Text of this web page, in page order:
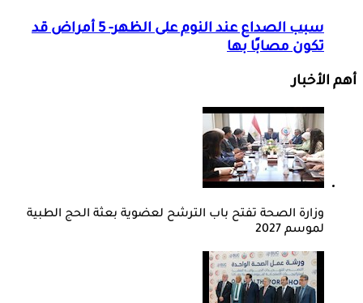
سبب الصداع عند النوم على الظهر- 5 أمراض قد
تكون مصابًا بها
أهم الأخبار
وزارة الصحة تفتح باب الترشح لعضوية بعثة الحج الطبية
لموسم 2027